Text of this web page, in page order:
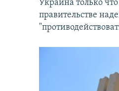
Украина только
правительстве